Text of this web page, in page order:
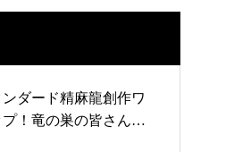
ダード精麻龍創作ワ
！竜の巣の皆さんこ